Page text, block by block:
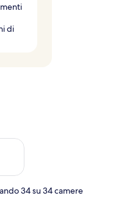
di
fine settimana, ago 14
34 su 34 camere